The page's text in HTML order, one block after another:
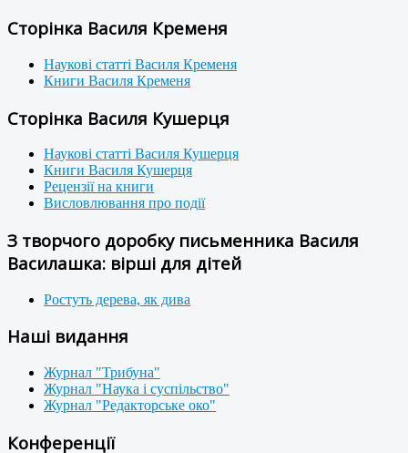
Сторінка Василя Кременя
Наукові статті Василя Кременя
Книги Василя Кременя
Сторінка Василя Кушерця
Наукові статті Василя Кушерця
Книги Василя Кушерця
Рецензії на книги
Висловлювання про події
З творчого доробку письменника Василя
Василашка: вірші для дітей
Ростуть дерева, як дива
Наші видання
Журнал "Трибуна"
Журнал "Наука і суспільство"
Журнал "Редакторське око"
Конференції